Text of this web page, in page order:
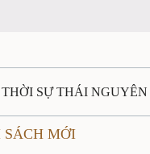
THỜI SỰ THÁI NGUYÊN
NINH BẠN ĐỌC
MỚI